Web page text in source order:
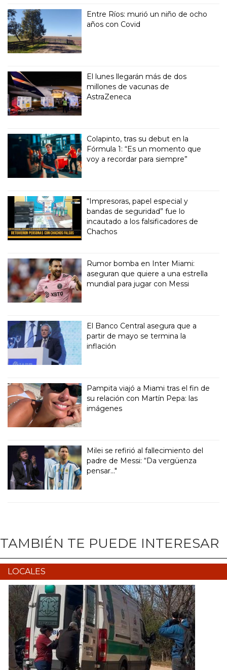
Entre Ríos: murió un niño de ocho
años con Covid
El lunes llegarán más de dos
millones de vacunas de
AstraZeneca
Colapinto, tras su debut en la
Fórmula 1: “Es un momento que
voy a recordar para siempre”
“Impresoras, papel especial y
bandas de seguridad” fue lo
incautado a los falsificadores de
Chachos
Rumor bomba en Inter Miami:
aseguran que quiere a una estrella
mundial para jugar con Messi
El Banco Central asegura que a
partir de mayo se termina la
inflación
Pampita viajó a Miami tras el fin de
su relación con Martín Pepa: las
imágenes
Milei se refirió al fallecimiento del
padre de Messi: “Da vergüenza
pensar..."
TAMBIÉN TE PUEDE INTERESAR
LOCALES